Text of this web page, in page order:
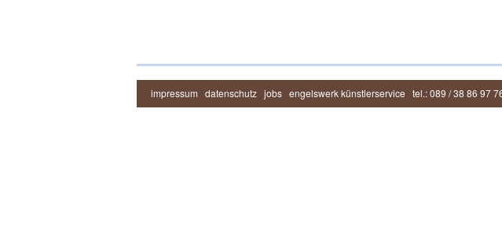
impressum datenschutz jobs engelswerk künstlerservice tel.: 089 / 38 86 97